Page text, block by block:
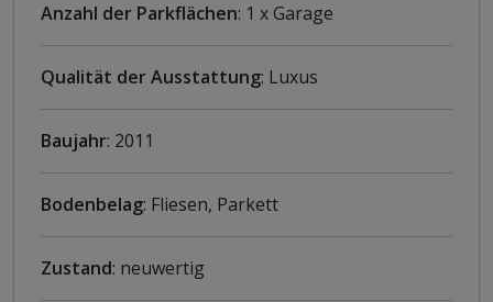
Anzahl der Parkflächen: 1 x Garage
Qualität der Ausstattung: Luxus
Baujahr: 2011
Bodenbelag: Fliesen, Parkett
Zustand: neuwertig